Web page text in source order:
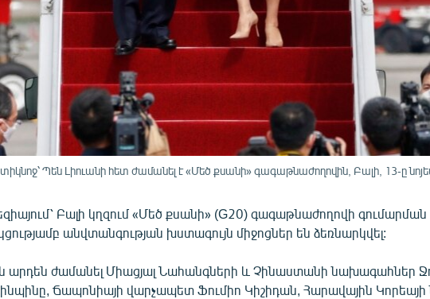
Պեն Լիուանի հետ ժամանել է «Մեծ քսանի» գագաթնաժողովին, Բալի, 13-ը
Բալի կղզում «Մեծ քսանի» (G20) գագաթնաժողովի գումարման
անվտանգության խստագույն միջոցներ են ձեռնարկվել:
արդեն ժամանել Միացյալ Նահանգների և Չինաստանի նախագահներ
Ճապոնիայի վարչապետ Ֆումիո Կիշիդան, Հարավային